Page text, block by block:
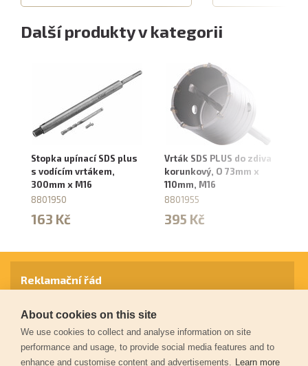
Další produkty v kategorii
Stopka upínací SDS plus
s vodícím vrtákem,
300mm x M16
8801950
163 Kč
Vrták SDS PLUS do zdiva
korunkový, O 73mm x
110mm, M16
8801955
395 Kč
Reklamační řád
Záruční podmínky
About cookies on this site
We use cookies to collect and analyse information on site
performance and usage, to provide social media features and to
enhance and customise content and advertisements. Learn more